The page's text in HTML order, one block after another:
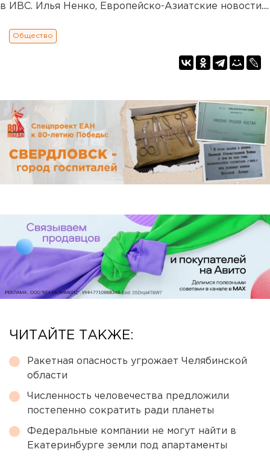
в ИВС. Илья Ненко, Европейско-Азиатские новости....
Общество
ЧИТАЙТЕ ТАКЖЕ:
Ракетная опасность угрожает Челябинской
области
Численность человечества предложили
постепенно сократить ради планеты
Федеральные компании не могут найти в
Екатеринбурге земли под апартаменты